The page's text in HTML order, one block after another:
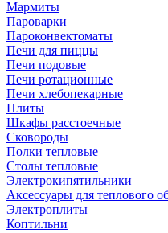
Мармиты
Пароварки
Пароконвектоматы
Печи для пиццы
Печи подовые
Печи ротационные
Печи хлебопекарные
Плиты
Шкафы расстоечные
Сковороды
Полки тепловые
Столы тепловые
Электрокипятильники
Аксессуары для теплового
Электроплиты
Коптильни